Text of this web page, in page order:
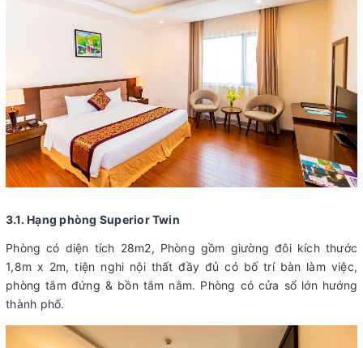
3.1. Hạng phòng Superior Twin
Phòng có diện tích 28m2, Phòng gồm giường đôi kích thước
1,8m x 2m, tiện nghi nội thất đầy đủ có bố trí bàn làm việc,
phòng tắm đứng & bồn tắm nằm. Phòng có cửa sổ lớn hướng
thành phố.